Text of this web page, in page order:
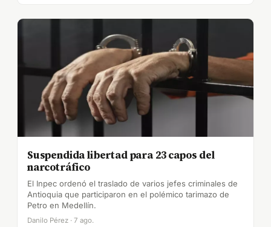
Suspendida libertad para 23 capos del
narcotráfico
El Inpec ordenó el traslado de varios jefes criminales de
Antioquia que participaron en el polémico tarimazo de
Petro en Medellín.
Danilo Pérez · 7 ago.